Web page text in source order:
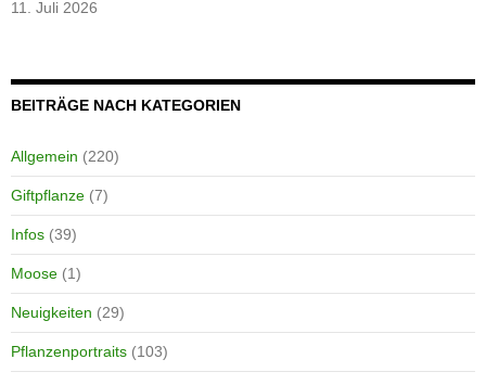
11. Juli 2026
BEITRÄGE NACH KATEGORIEN
Allgemein (220)
Giftpflanze (7)
Infos (39)
Moose (1)
Neuigkeiten (29)
Pflanzenportraits (103)